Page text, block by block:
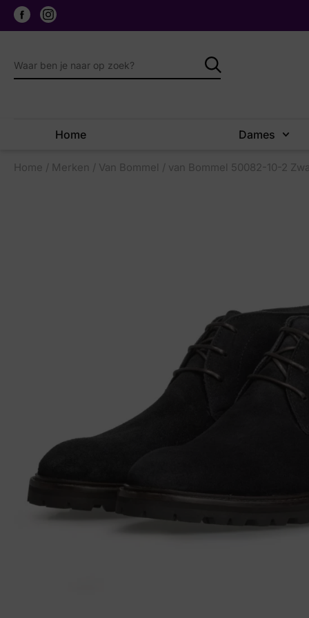
Home Dames
Home / Merken / Van Bommel / van Bommel 50082-10-2